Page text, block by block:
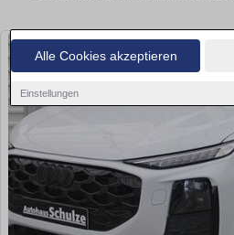
Alle Cookies akzeptieren
Einstellungen